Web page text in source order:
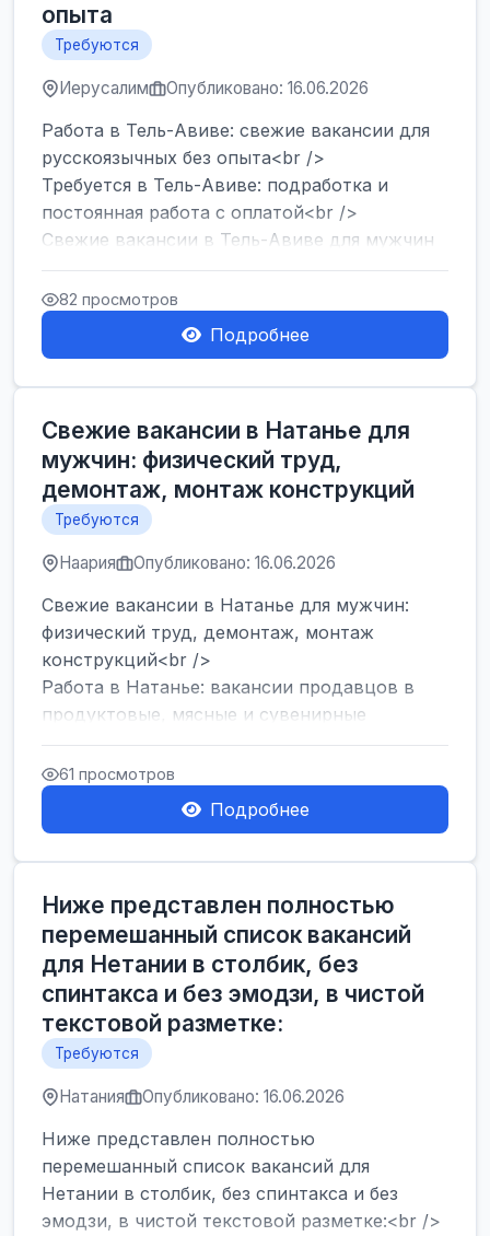
опыта
Требуются
Иерусалим Опубликовано: 16.06.2026
Работа в Тель-Авиве: свежие вакансии для
русскоязычных без опыта<br />
Требуется в Тель-Авиве: подработка и
постоянная работа с оплатой<br />
Свежие вакансии в Тель-Авиве для мужчин
и женщин от хозя...
82 просмотров
Подробнее
Свежие вакансии в Натанье для
мужчин: физический труд,
демонтаж, монтаж конструкций
Требуются
Наария Опубликовано: 16.06.2026
Свежие вакансии в Натанье для мужчин:
физический труд, демонтаж, монтаж
конструкций<br />
Работа в Натанье: вакансии продавцов в
продуктовые, мясные и сувенирные
лавки<br />
Разнорабочий на сборку м...
61 просмотров
Подробнее
Ниже представлен полностью
перемешанный список вакансий
для Нетании в столбик, без
спинтакса и без эмодзи, в чистой
текстовой разметке:
Требуются
Натания Опубликовано: 16.06.2026
Ниже представлен полностью
перемешанный список вакансий для
Нетании в столбик, без спинтакса и без
эмодзи, в чистой текстовой разметке:<br />